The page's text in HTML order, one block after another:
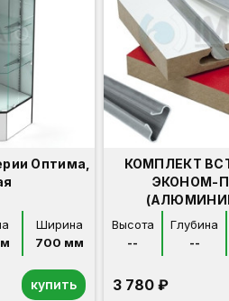
Оптима,
Ширина
700 мм
купить
КОМПЛЕКТ
ЭКОНОМ-
Высота
--
Глубина
--
3 780 ₽